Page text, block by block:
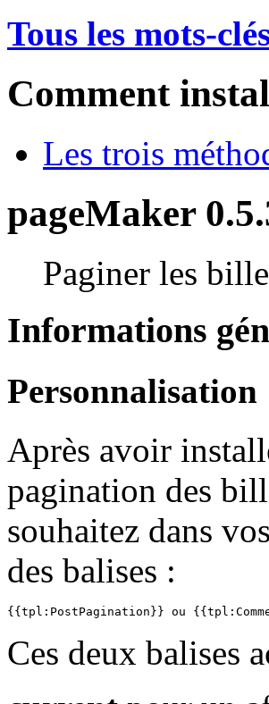
Tous les mots-
Comment
Les trois
pageMaker
Paginer les
Informations
Personnalisation
Après avoir
pagination des
souhaitez dans
des balises :
{{tpl:PostPagination}} ou
Ces deux balises